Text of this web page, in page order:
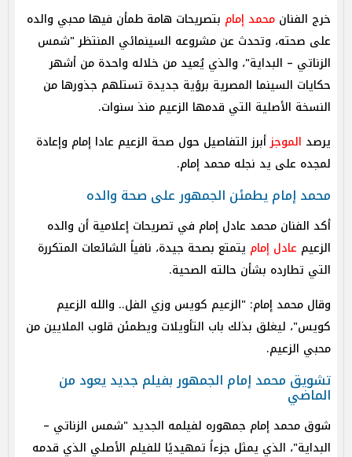
خرج الفنان محمد إمام بتصريحات هامة طمأن فيها محبي والده
على صحته، وتحدث عن مشروعه السينمائي المنتظر "شمس
الزناتي – البداية"، والذي يُعيد من خلاله واحدة من أشهر
حكايات السينما المصرية برؤية جديدة تستلهم جذورها من
النسخة الأصلية التي قدمها الزعيم منذ سنوات.
يرصد الموجزأبرز التفاصيل حول صحة الزعيم عادا إمام وإعادة
لمجده على يد نجله محمد إمام.
محمد إمام يطمئن الجمهور على صحة والده
أكد الفنان محمد عادل إمام في تصريحات إعلامية أن والده
الزعيم عادل إمام يتمتع بصحة جيدة، نافياً الشائعات المتكررة
التي تطارده بشأن حالته الصحية.
وقال محمد إمام: "الزعيم كويس وزي الفل.. والله الزعيم
كويس"، ليغلق بذلك باب التأويلات ويطمئن قلوب الملايين من
محبي الزعيم.
تشويق محمد إمام الجمهور بفيلم جديد يعود من
الماضي
شوق محمد إمام جمهوره لفيلمه الجديد "شمس الزناتي –
البداية"، الذي يمثل جزءاً تمهيديًا للفيلم الأصلي الذي قدمه